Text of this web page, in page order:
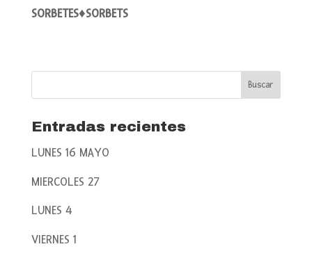
SORBETES♦SORBETS
Entradas recientes
LUNES 16 MAYO
MIERCOLES 27
LUNES 4
VIERNES 1